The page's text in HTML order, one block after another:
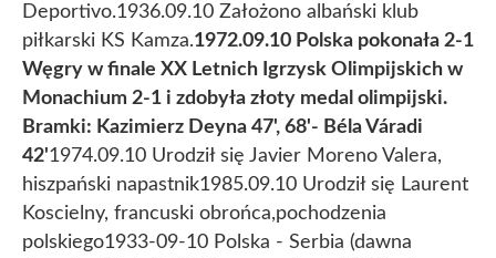
Deportivo.1936.09.10 Założono albański klub
piłkarski KS Kamza.1972.09.10 Polska pokonała 2-1
Węgry w finale XX Letnich Igrzysk Olimpijskich w
Monachium 2-1 i zdobyła złoty medal olimpijski.
Bramki: Kazimierz Deyna 47', 68'- Béla Váradi
42'1974.09.10 Urodził się Javier Moreno Valera,
hiszpański napastnik1985.09.10 Urodził się Laurent
Koscielny, francuski obrońca,pochodzenia
polskiego1933-09-10 Polska - Serbia (dawna